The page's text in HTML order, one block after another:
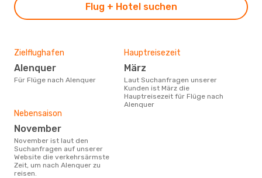
Flug + Hotel suchen
Zielflughafen
Alenquer
Für Flüge nach Alenquer
Hauptreisezeit
März
Laut Suchanfragen unserer
Kunden ist März die
Hauptreisezeit für Flüge nach
Alenquer
Nebensaison
November
November ist laut den
Suchanfragen auf unserer
Website die verkehrsärmste
Zeit, um nach Alenquer zu
reisen.